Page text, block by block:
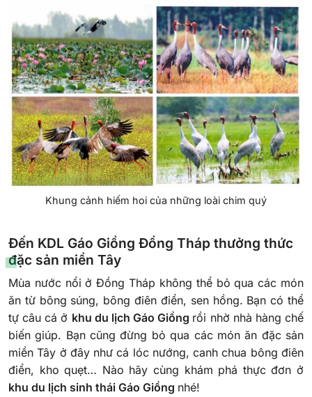
Khung cảnh hiếm hoi của những loài chim quý
Đến KDL Gáo Giồng Đồng Tháp thưởng thức
đặc sản miền Tây
Mùa nước nổi ở Đồng Tháp không thể bỏ qua các món
ăn từ bông súng, bông điên điển, sen hồng. Bạn có thể
tự câu cá ở khu du lịch Gáo Giồng rồi nhờ nhà hàng chế
biến giúp. Bạn cũng đừng bỏ qua các món ăn đặc sản
miền Tây ở đây như cá lóc nướng, canh chua bông điên
điển, kho quẹt… Nào hãy cùng khám phá thực đơn ở
khu du lịch sinh thái Gáo Giồng nhé!